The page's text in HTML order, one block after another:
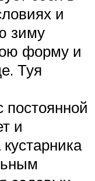
и
зиму
форму и
Туя
постоянной
и